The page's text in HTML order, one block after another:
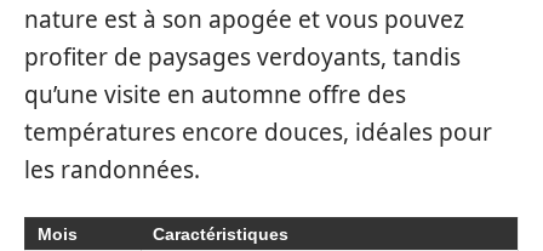
nature est à son apogée et vous pouvez
profiter de paysages verdoyants, tandis
qu’une visite en automne offre des
températures encore douces, idéales pour
les randonnées.
Mois Caractéristiques